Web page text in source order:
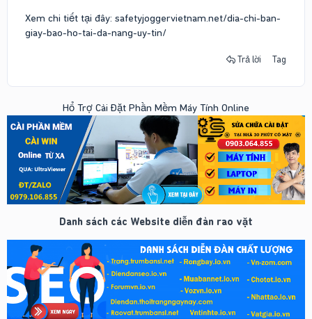
Xem chi tiết tại đây: safetyjoggervietnam.net/dia-chi-ban-
giay-bao-ho-tai-da-nang-uy-tin/
Trả lời Tag
Hổ Trợ Cài Đặt Phần Mềm Máy Tính Online
Danh sách các Website diễn đàn rao vặt